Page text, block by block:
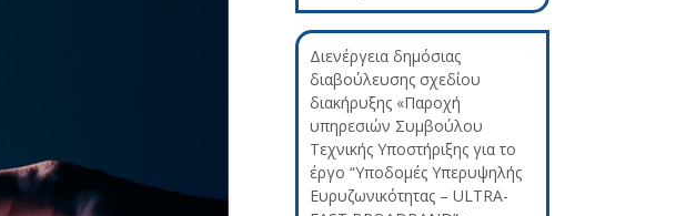
Διενέργεια δημόσιας
διαβούλευσης σχεδίου
διακήρυξης «Παροχή
υπηρεσιών Συμβούλου
Τεχνικής Υποστήριξης για το
έργο “Υποδομές Υπερυψηλής
Ευρυζωνικότητας – ULTRA-